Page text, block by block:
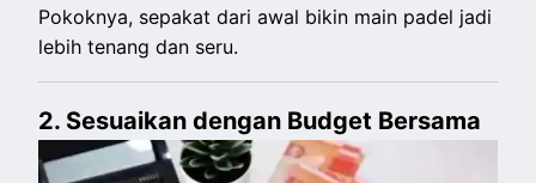
Pokoknya, sepakat dari awal bikin main padel jadi
lebih tenang dan seru.
2. Sesuaikan dengan Budget Bersama